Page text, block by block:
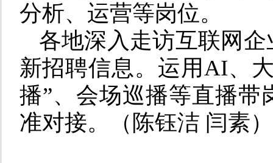
分析、运营等岗位。
各地深入走访互联网
新招聘信息。运用AI、
播”、会场巡播等直播带
准对接。（陈钰洁 闫素）